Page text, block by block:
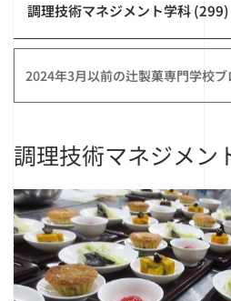
調理技術マネジメント学科 (299)
2024年3月以前の辻製菓専門学校ブ
調理技術マネジメン